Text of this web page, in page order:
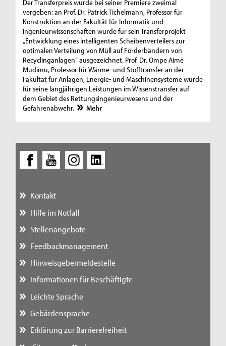
Der Transferpreis wurde bei seiner Premiere zweimal
vergeben: an Prof. Dr. Patrick Tichelmann, Professor für
Konstruktion an der Fakultät für Informatik und
Ingenieurwissenschaften wurde für sein Transferprojekt
„Entwicklung eines intelligenten Scheibenverteilers zur
optimalen Verteilung von Müll auf Förderbändern von
Recyclinganlagen“ ausgezeichnet. Prof. Dr. Ompe Aimé
Mudimu, Professor für Wärme- und Stofftransfer an der
Fakultät für Anlagen, Energie- und Maschinensysteme wurde
für seine langjährigen Leistungen im Wissenstransfer auf
dem Gebiet des Rettungsingenieurwesens und der
Gefahrenabwehr.
Mehr
Kontakt
Hilfe im Notfall
Stellenangebote
Feedbackmanagement
Hinweisgebermeldestelle
Informationen für Beschäftigte
Leichte Sprache
Gebärdensprache
Erklärung zur Barrierefreiheit